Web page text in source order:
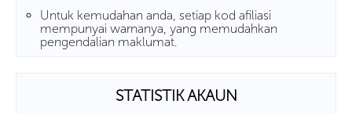
Untuk kemudahan anda, setiap kod afiliasi
mempunyai warnanya, yang memudahkan
pengendalian maklumat.
STATISTIK AKAUN